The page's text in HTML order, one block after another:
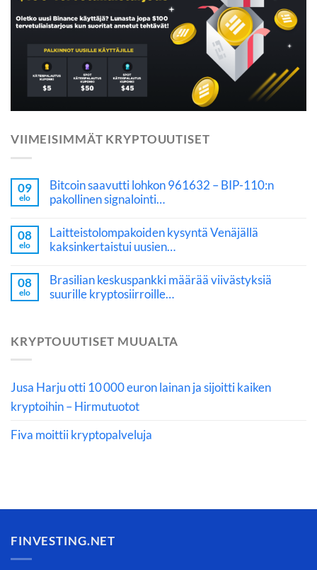
VIIMEISIMMÄT KRYPTOUUTISET
09
elo
Bitcoin saavutti lohkon 961632 – BIP-110:n
pakollinen signalointi…
08
elo
Laitteistolompakoiden kysyntä Venäjällä
kaksinkertaistui uusien…
08
elo
Brasilian keskuspankki määrää viivästyksiä
suurille kryptosiirroille…
KRYPTOUUTISET MUUALTA
Jusa Harju otti 10 000 euron lainan ja sijoitti kaiken
kryptoihin – Hirmutuotot
Fiva moittii kryptopalveluja
FINVESTING.NET